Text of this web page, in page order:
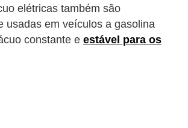
elétricas também são
usadas em veículos a gasolina
constante e estável para os